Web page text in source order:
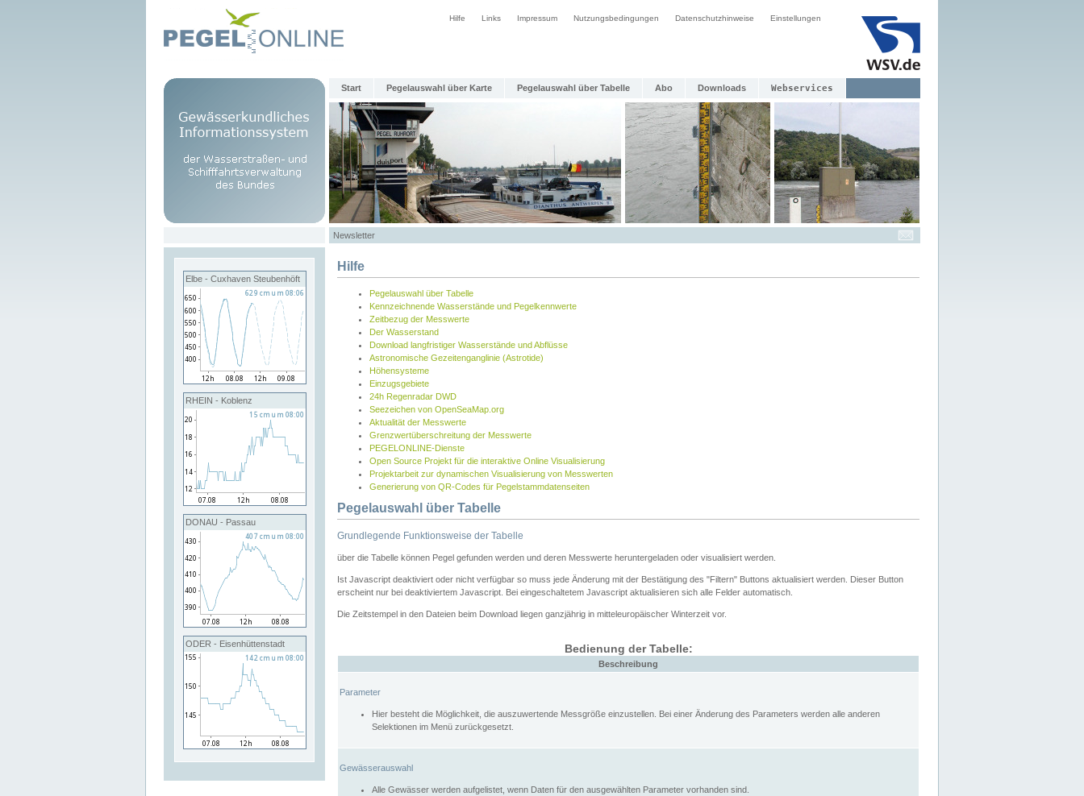
Hilfe Links Impressum Nutzungsbedingungen Datenschutzhinweise Einstellungen
Start Pegelauswahl über Karte Pegelauswahl über Tabelle Abo Downloads Webservices
Newsletter
Elbe - Cuxhaven Steubenhöft
RHEIN - Koblenz
DONAU - Passau
ODER - Eisenhüttenstadt
Hilfe
Pegelauswahl über Tabelle
Kennzeichnende Wasserstände und Pegelkennwerte
Zeitbezug der Messwerte
Der Wasserstand
Download langfristiger Wasserstände und Abflüsse
Astronomische Gezeitenganglinie (Astrotide)
Höhensysteme
Einzugsgebiete
24h Regenradar DWD
Seezeichen von OpenSeaMap.org
Aktualität der Messwerte
Grenzwertüberschreitung der Messwerte
PEGELONLINE-Dienste
Open Source Projekt für die interaktive Online Visualisierung
Projektarbeit zur dynamischen Visualisierung von Messwerten
Generierung von QR-Codes für Pegelstammdatenseiten
Pegelauswahl über Tabelle
Grundlegende Funktionsweise der Tabelle
über die Tabelle können Pegel gefunden werden und deren Messwerte heruntergeladen oder visualisiert werden.
Ist Javascript deaktiviert oder nicht verfügbar so muss jede Änderung mit der Bestätigung des "Filtern" Buttons aktualisiert werden. Dieser Button
erscheint nur bei deaktiviertem Javascript. Bei eingeschaltetem Javascript aktualisieren sich alle Felder automatisch.
Die Zeitstempel in den Dateien beim Download liegen ganzjährig in mitteleuropäischer Winterzeit vor.
Bedienung der Tabelle:
Beschreibung
Parameter
Hier besteht die Möglichkeit, die auszuwertende Messgröße einzustellen. Bei einer Änderung des Parameters werden alle anderen
Selektionen im Menü zurückgesetzt.
Gewässerauswahl
Alle Gewässer werden aufgelistet, wenn Daten für den ausgewählten Parameter vorhanden sind.